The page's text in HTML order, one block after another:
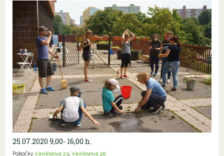
25.07.2020 9,00- 16,00 h.
PobočkyVavilovova 24,Vavilovova 26